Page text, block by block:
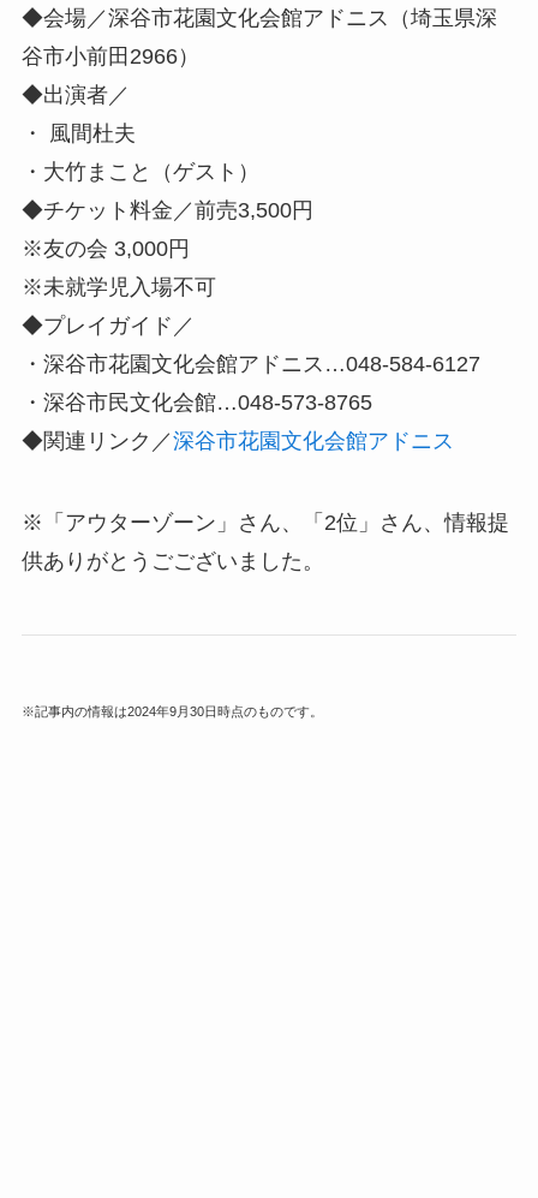
◆会場／深谷市花園文化会館アドニス（埼玉県深
谷市小前田2966）
◆出演者／
・ 風間杜夫
・大竹まこと（ゲスト）
◆チケット料金／前売3,500円
※友の会 3,000円
※未就学児入場不可
◆プレイガイド／
・深谷市花園文化会館アドニス…048-584-6127
・深谷市民文化会館…048-573-8765
◆関連リンク／深谷市花園文化会館アドニス
※「アウターゾーン」さん、「2位」さん、情報提
供ありがとうごございました。
※記事内の情報は2024年9月30日時点のものです。